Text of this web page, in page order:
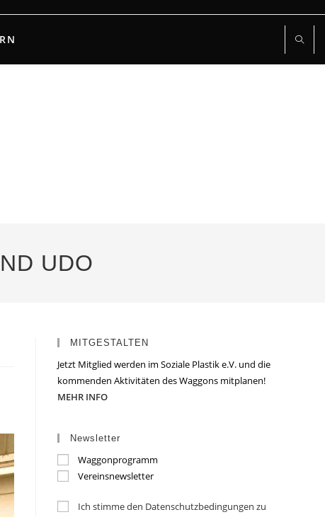
UDO
MITGESTALTEN
Jetzt Mitglied werden im Soziale Plastik e.V. und die
kommenden Aktivitäten des Waggons mitplanen!
MEHR INFO
Newsletter
Waggonprogramm
Vereinsnewsletter
Ich stimme den Datenschutzbedingungen zu